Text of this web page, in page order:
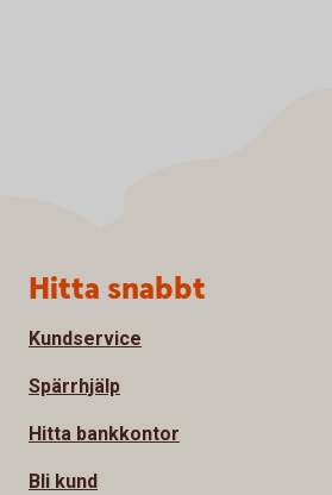
Sidfot
Hitta snabbt
Kundservice
Spärrhjälp
Hitta bankkontor
Bli kund